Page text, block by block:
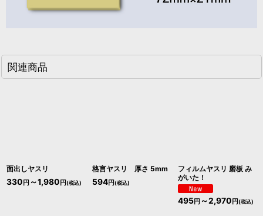
関連商品
面出しヤスリ
330 円 ～1,980 円(税込)
格言ヤスリ 厚さ 5mm
594円(税込)
フィルムヤスリ 磨板 み
がいた！
495円 ～2,970 円(税込)